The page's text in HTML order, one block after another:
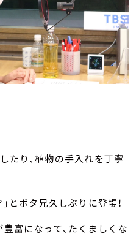
たり、植物の手入れを丁寧
とボタ兄久しぶりに登場！
富になって、たくましくな